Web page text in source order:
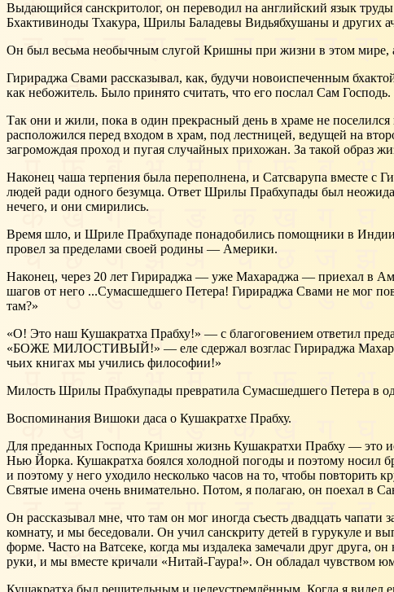
Выдающийся санскритолог, он переводил на английский язык
Бхактивиноды Тхакура, Шрилы Баладевы Видьябхушаны и других
Он был весьма необычным слугой Кришны при жизни в этом мире,
Гирираджа Свами рассказывал, как, будучи новоиспеченным
как небожитель. Было принято считать, что его послал Сам Господь.
Так они и жили, пока в один прекрасный день в храме не
расположился перед входом в храм, под лестницей, ведущей на
загромождая проход и пугая случайных прихожан. За такой образ
Наконец чаша терпения была переполнена, и Сатсварупа вместе
людей ради одного безумца. Ответ Шрилы Прабхупады был
нечего, и они смирились.
Время шло, и Шриле Прабхупаде понадобились помощники в
провел за пределами своей родины — Америки.
Наконец, через 20 лет Гирираджа — уже Махараджа — приехал в
шагов от него ...Сумасшедшего Петера! Гирираджа Свами не мог
там?»
«О! Это наш Кушакратха Прабху!» — с благоговением ответил
«БОЖЕ МИЛОСТИВЫЙ!» — еле сдержал возглас Гирираджа
чьих книгах мы учились философии!»
Милость Шрилы Прабхупады превратила Сумасшедшего Петера в
Воспоминания Вишоки даса о Кушакратхе Прабху.
Для преданных Господа Кришны жизнь Кушакратхи Прабху — это
Нью Йорка. Кушакратха боялся холодной погоды и поэтому носил
и поэтому у него уходило несколько часов на то, чтобы
Святые имена очень внимательно. Потом, я полагаю, он поехал в
Он рассказывал мне, что там он мог иногда съесть двадцать
комнату, и мы беседовали. Он учил санскриту детей в гурукуле и
форме. Часто на Ватсеке, когда мы издалека замечали друг
руки, и мы вместе кричали «Нитай-Гаура!». Он обладал чувством